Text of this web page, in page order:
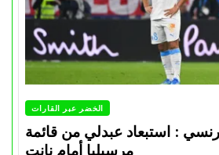
الخضر عبر القارات
: استبعاد عبدلي من قائمة
مرسيليا أمام نانت